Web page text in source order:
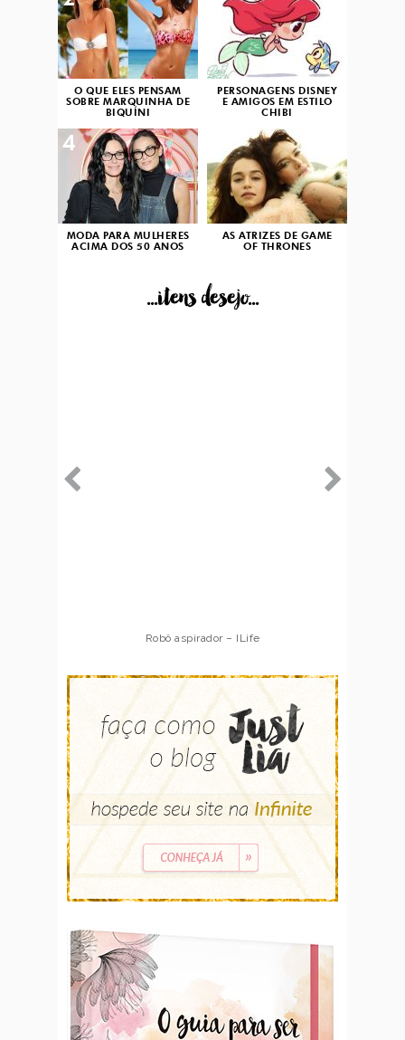
O QUE ELES PENSAM
SOBRE MARQUINHA DE
BIQUÍNI
PERSONAGENS DISNEY
E AMIGOS EM ESTILO
CHIBI
MODA PARA MULHERES
ACIMA DOS 50 ANOS
4
AS ATRIZES DE GAME
OF THRONES
...itens desejo...
Robô aspirador – ILife